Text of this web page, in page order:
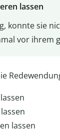
lassen
konnte sie
vor ihrem
lassen